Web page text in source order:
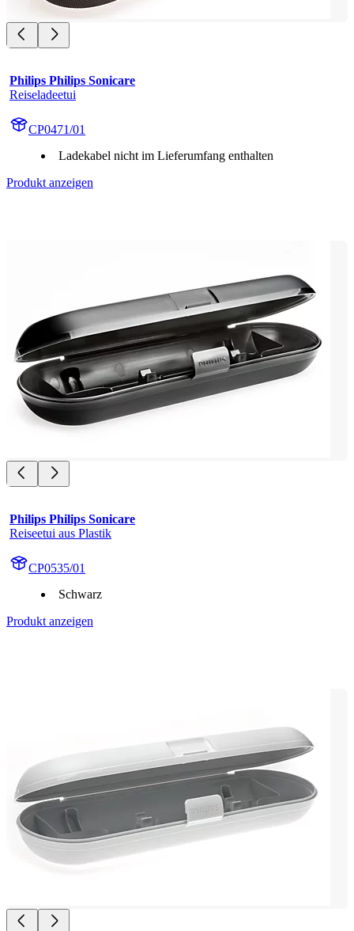
Philips Philips Sonicare
Reiseladeetui
CP0471/01
Ladekabel nicht im Lieferumfang enthalten
Produkt anzeigen
Philips Philips Sonicare
Reiseetui aus Plastik
CP0535/01
Schwarz
Produkt anzeigen